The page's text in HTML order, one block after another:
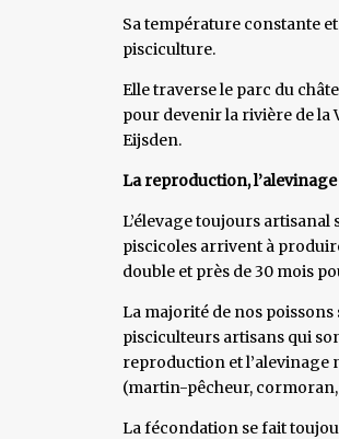
Sa température constante
pisciculture.
Elle traverse le parc du
pour devenir la rivière de la
Eijsden.
La reproduction,
L’élevage toujours artisanal
piscicoles arrivent à
double et près de 30 mois
La majorité de nos poissons
pisciculteurs artisans qui
reproduction et l’alevinage
(martin-pêcheur,
La fécondation se fait